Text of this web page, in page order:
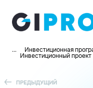
... Инвестиционная
Инвестиционный проект
ПРЕДЫДУЩИЙ